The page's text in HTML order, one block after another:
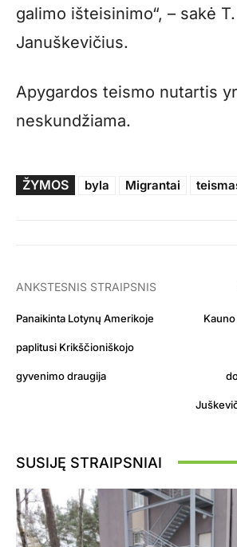
galimo išteisinimo“, – sakė T.
Januškevičius.
Apygardos teismo nutartis
neskundžiama.
ŽYMOS byla Migrantai
ANKSTESNIS STRAIPSNIS
Panaikinta Lotynų Amerikoje
paplitusi Krikščioniškojo
gyvenimo draugija
SUSIJĘ STRAIPSNIAI